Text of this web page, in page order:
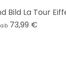
ab 73,99 €